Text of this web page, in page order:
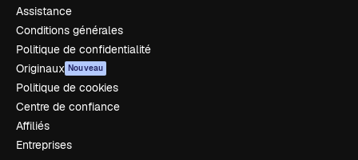
Assistance
Conditions générales
Politique de confidentialité
Originaux Nouveau
Politique de cookies
Centre de confiance
Affiliés
Entreprises